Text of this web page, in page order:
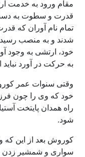
مقام ورود به خدمت
قدرت و سطوت به دست
تمام نام آوران که
شدند و به منصب
خود، ارتشی به وجود
به حرکت در آورد
وقتی سنوات عمر
خود که وی را چون
راه همدان پایتخت
شود.
کوروش بعد از این که
سواری و شمشیر زدن و